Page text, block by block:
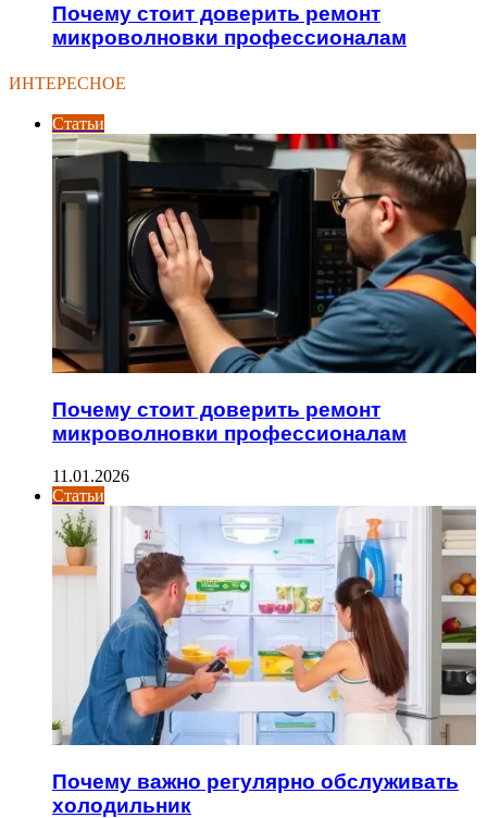
Почему стоит доверить ремонт
микроволновки профессионалам
ИНТЕРЕСНОЕ
Статьи
Почему стоит доверить ремонт
микроволновки профессионалам
11.01.2026
Статьи
Почему важно регулярно обслуживать
холодильник